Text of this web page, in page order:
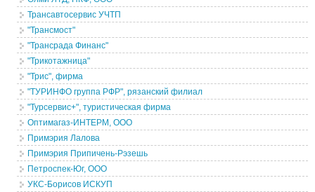
Трансавтосервис УЧТП
"Трансмост"
"Трансрада Финанс"
"Трикотажница"
"Трис", фирма
"ТУРИНФО группа РФР", рязанский филиал
"Турсервис+", туристическая фирма
Оптимагаз-ИНТЕРМ, ООО
Примэрия Лалова
Примэрия Припичень-Рэзешь
Петроспек-Юг, ООО
УКС-Борисов ИСКУП